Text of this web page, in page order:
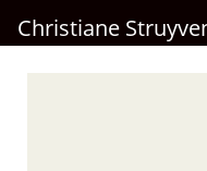
Christiane